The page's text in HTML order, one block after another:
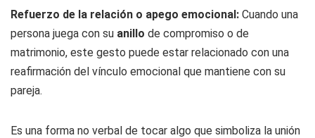
Refuerzo de la relación o apego emocional: Cuando una
persona juega con su anillo de compromiso o de
matrimonio, este gesto puede estar relacionado con una
reafirmación del vínculo emocional que mantiene con su
pareja.
Es una forma no verbal de tocar algo que simboliza la unión